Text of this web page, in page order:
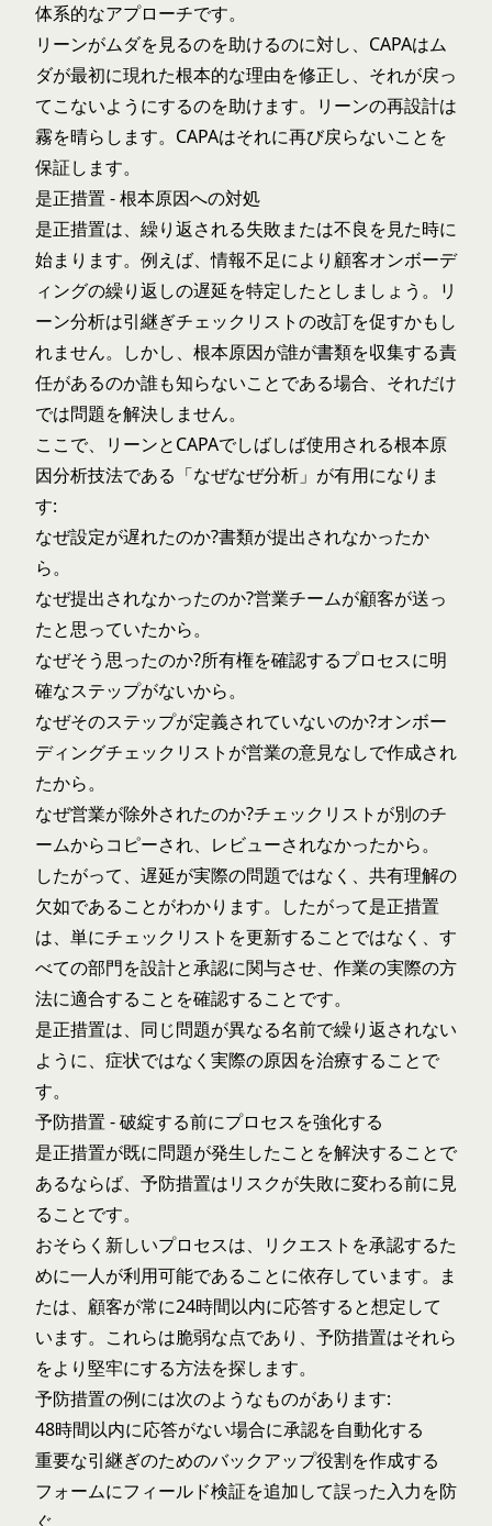
体系的なアプローチです。
リーンがムダを見るのを助けるのに対し、CAPAはム
ダが最初に現れた根本的な理由を修正し、それが戻っ
てこないようにするのを助けます。リーンの再設計は
霧を晴らします。CAPAはそれに再び戻らないことを
保証します。
是正措置 - 根本原因への対処
是正措置は、繰り返される失敗または不良を見た時に
始まります。例えば、情報不足により顧客オンボーデ
ィングの繰り返しの遅延を特定したとしましょう。リ
ーン分析は引継ぎチェックリストの改訂を促すかもし
れません。しかし、根本原因が誰が書類を収集する責
任があるのか誰も知らないことである場合、それだけ
では問題を解決しません。
ここで、リーンとCAPAでしばしば使用される根本原
因分析技法である「なぜなぜ分析」が有用になりま
す:
なぜ設定が遅れたのか?書類が提出されなかったか
ら。
なぜ提出されなかったのか?営業チームが顧客が送っ
たと思っていたから。
なぜそう思ったのか?所有権を確認するプロセスに明
確なステップがないから。
なぜそのステップが定義されていないのか?オンボー
ディングチェックリストが営業の意見なしで作成され
たから。
なぜ営業が除外されたのか?チェックリストが別のチ
ームからコピーされ、レビューされなかったから。
したがって、遅延が実際の問題ではなく、共有理解の
欠如であることがわかります。したがって是正措置
は、単にチェックリストを更新することではなく、す
べての部門を設計と承認に関与させ、作業の実際の方
法に適合することを確認することです。
是正措置は、同じ問題が異なる名前で繰り返されない
ように、症状ではなく実際の原因を治療することで
す。
予防措置 - 破綻する前にプロセスを強化する
是正措置が既に問題が発生したことを解決することで
あるならば、予防措置はリスクが失敗に変わる前に見
ることです。
おそらく新しいプロセスは、リクエストを承認するた
めに一人が利用可能であることに依存しています。ま
たは、顧客が常に24時間以内に応答すると想定して
います。これらは脆弱な点であり、予防措置はそれら
をより堅牢にする方法を探します。
予防措置の例には次のようなものがあります:
48時間以内に応答がない場合に承認を自動化する
重要な引継ぎのためのバックアップ役割を作成する
フォームにフィールド検証を追加して誤った入力を防